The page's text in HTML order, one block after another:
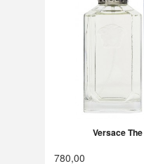
Versace
780,00